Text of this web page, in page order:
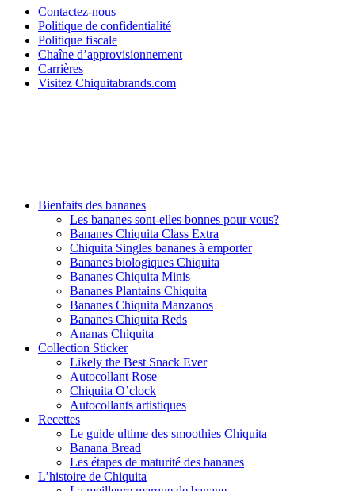
Contactez-nous
Politique de confidentialité
Politique fiscale
Chaîne d’approvisionnement
Carrières
Visitez Chiquitabrands.com
Bienfaits des bananes
Les bananes sont-elles bonnes pour vous?
Bananes Chiquita Class Extra
Chiquita Singles bananes à emporter
Bananes biologiques Chiquita
Bananes Chiquita Minis
Bananes Plantains Chiquita
Bananes Chiquita Manzanos
Bananes Chiquita Reds
Ananas Chiquita
Collection Sticker
Likely the Best Snack Ever
Autocollant Rose
Chiquita O’clock
Autocollants artistiques
Recettes
Le guide ultime des smoothies Chiquita
Banana Bread
Les étapes de maturité des bananes
L’histoire de Chiquita